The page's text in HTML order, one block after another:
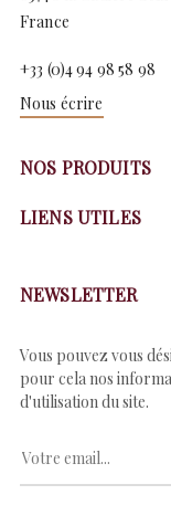
France
+33 (0)4 94 98 58 98
Nous écrire
NOS PRODUITS
LIENS UTILES
NEWSLETTER
Vous pouvez vous
pour cela nos
d'utilisation du site.